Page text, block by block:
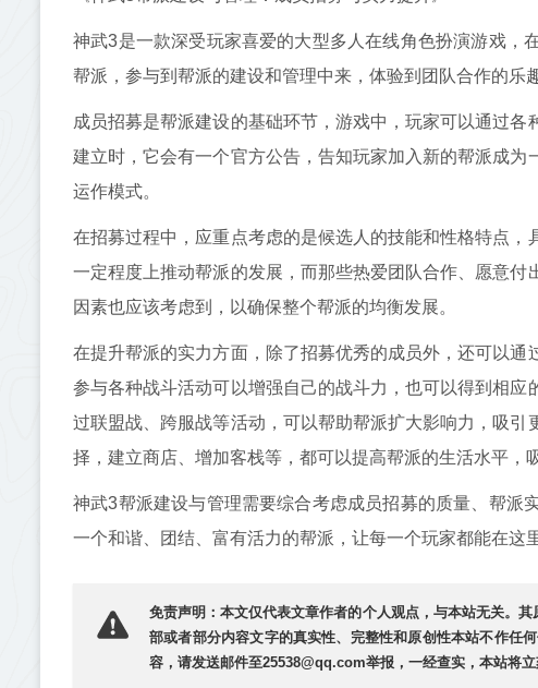
神武3是一款深受玩家喜爱的大型多人在线角色扮演游戏，
帮派，参与到帮派的建设和管理中来，体验到团队合作的乐
成员招募是帮派建设的基础环节，游戏中，玩家可以通过
建立时，它会有一个官方公告，告知玩家加入新的帮派成
运作模式。
在招募过程中，应重点考虑的是候选人的技能和性格特点
一定程度上推动帮派的发展，而那些热爱团队合作、愿意
因素也应该考虑到，以确保整个帮派的均衡发展。
在提升帮派的实力方面，除了招募优秀的成员外，还可以通
参与各种战斗活动可以增强自己的战斗力，也可以得到相
过联盟战、跨服战等活动，可以帮助帮派扩大影响力，吸
择，建立商店、增加客栈等，都可以提高帮派的生活水平，
神武3帮派建设与管理需要综合考虑成员招募的质量、帮派
一个和谐、团结、富有活力的帮派，让每一个玩家都能在这
免责声明：本文仅代表文章作者的个人观点，与本站无关。
部或者部分内容文字的真实性、完整性和原创性本站不作任
容，请发送邮件至25538@qq.com举报，一经查实，本站将立